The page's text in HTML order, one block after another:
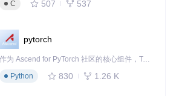
C
507 537
pytorch
作为 Ascend for PyTorch 社区的核心组件，TorchNPU 是昇腾专为 PyTorch 打造的深度学习适配插件，使 PyTorch 框架能够直接调用昇腾 NPU，为开发者提供昇腾 AI 处理器的超强算力。
Python
830 1.26 K